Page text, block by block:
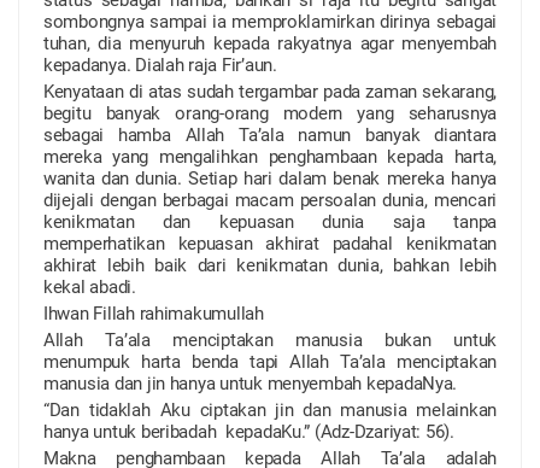
sombongnya sampai ia memproklamirkan dirinya sebagai
tuhan, dia menyuruh kepada rakyatnya agar menyembah
kepadanya. Dialah raja Fir’aun.
Kenyataan di atas sudah tergambar pada zaman sekarang,
begitu banyak orang-orang modern yang seharusnya
sebagai hamba Allah Ta’ala namun banyak diantara
mereka yang mengalihkan penghambaan kepada harta,
wanita dan dunia. Setiap hari dalam benak mereka hanya
dijejali dengan berbagai macam persoalan dunia, mencari
kenikmatan dan kepuasan dunia saja tanpa
memperhatikan kepuasan akhirat padahal kenikmatan
akhirat lebih baik dari kenikmatan dunia, bahkan lebih
kekal abadi.
Ihwan Fillah rahimakumullah
Allah Ta’ala menciptakan manusia bukan untuk
menumpuk harta benda tapi Allah Ta’ala menciptakan
manusia dan jin hanya untuk menyembah kepadaNya.
“Dan tidaklah Aku ciptakan jin dan manusia melainkan
hanya untuk beribadah kepadaKu.” (Adz-Dzariyat: 56).
Makna penghambaan kepada Allah Ta’ala adalah